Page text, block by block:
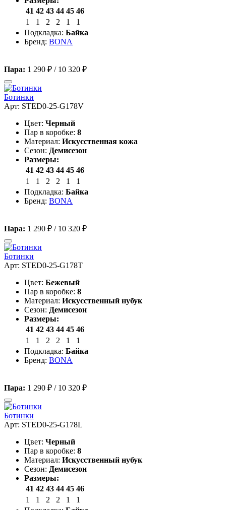
41 42 43 44 45 46
1
1 2 2 1
1
Подкладка: Байка
Бренд: BONA
Пара: 1 290 ₽ / 10 320 ₽
Ботинки
Арт: STED0-25-G178V
Цвет: Черный
Пар в коробке: 8
Материал: Искусственная кожа
Сезон: Демисезон
Размеры:
41 42 43 44 45 46
1
1 2 2 1
1
Подкладка: Байка
Бренд: BONA
Пара: 1 290 ₽ / 10 320 ₽
Ботинки
Арт: STED0-25-G178T
Цвет: Бежевый
Пар в коробке: 8
Материал: Искусственный нубук
Сезон: Демисезон
Размеры:
41 42 43 44 45 46
1
1 2 2 1
1
Подкладка: Байка
Бренд: BONA
Пара: 1 290 ₽ / 10 320 ₽
Ботинки
Арт: STED0-25-G178L
Цвет: Черный
Пар в коробке: 8
Материал: Искусственный нубук
Сезон: Демисезон
Размеры:
41 42 43 44 45 46
1
1 2 2 1
1